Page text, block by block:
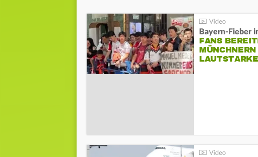
Bayern-Fieber
FANS
MÜNCHNERN